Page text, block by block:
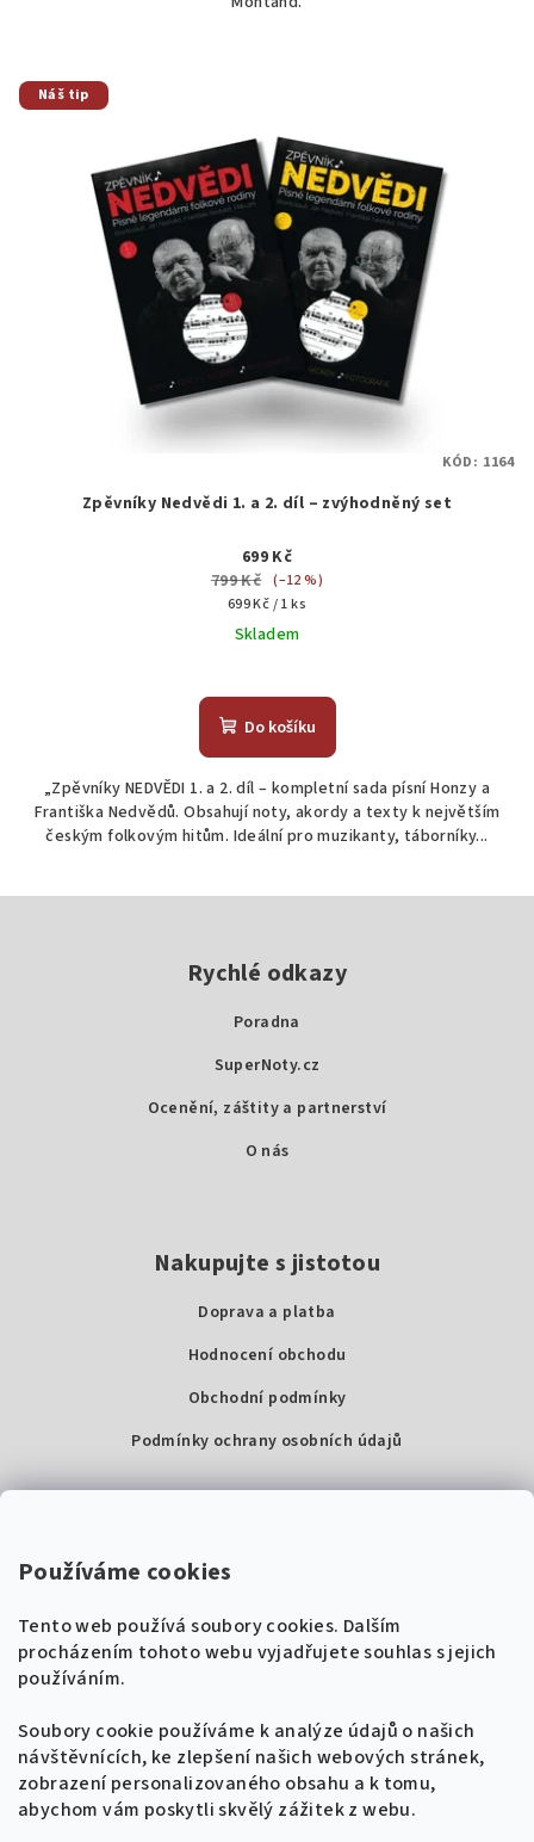
Používáme cookies
Tento web používá soubory cookies. Dalším
procházením tohoto webu vyjadřujete souhlas s jejich
používáním.
Soubory cookie používáme k analýze údajů o našich
návštěvnících, ke zlepšení našich webových stránek,
zobrazení personalizovaného obsahu a k tomu,
abychom vám poskytli skvělý zážitek z webu.
Náš tip
Zpěvníky Nedvědi 1. a 2. díl – zvýhodněný set
699 Kč
799 Kč (–12 %)
Měrná
cena:
699 Kč / 1 ks
Skladem
hodnocení
produktu
z
5
hvězdiček.
Do košíku
„Zpěvníky NEDVĚDI 1. a 2. díl – kompletní sada písní Honzy a
Františka Nedvědů. Obsahují noty, akordy a texty k největším
českým folkovým hitům. Ideální pro muzikanty, táborníky...
KÓD: 1164
Rychlé odkazy
Poradna
SuperNoty.cz
Ocenění, záštity a partnerství
O nás
Nakupujte s jistotou
Doprava a platba
Hodnocení obchodu
Obchodní podmínky
Podmínky ochrany osobních údajů
Super Noty, s.r.o.
IČ: 04568672
+420 604 485 792
info@supernoty.cz
V pracovních dnech od 8:00 do 17:00
🎸 Naladíme tě na nové zpěvníky!
Získej tipy, novinky a 10 % slevuna první
objednávku.